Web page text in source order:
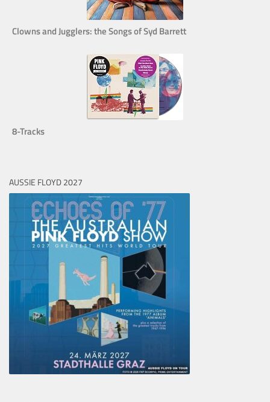
Clowns and Jugglers: the Songs of Syd Barrett
8-Tracks
AUSSIE FLOYD 2027